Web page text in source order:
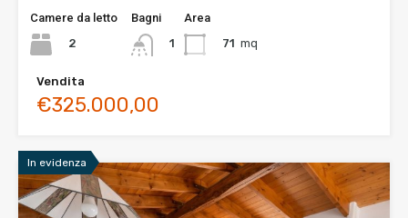
Camere da letto
2
Bagni
1
Area
71 mq
Vendita
€325.000,00
In evidenza